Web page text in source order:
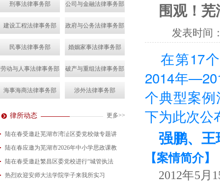
刑事法律事务部 公司与金融法律事务部
建设工程法律事务部 政府与公务法律事务部
民事法律事务部 婚姻家事法律事务部
劳动与人事法律事务部 破产与重组法律事务部
海事海商法律事务部 涉外法律事务部
律所动态 更多>>
陆在春受邀赴芜湖市湾沚区委党校做专题讲
2026-08-04
陆在春应邀为芜湖市2026年中小学思政课教
2026-07-24
陆在春受邀赴繁昌区委党校进行“城管执法
2026-07-15
热烈欢迎安师大法学院学子来我所实习
围观！
发表时间
在第17
2014年
个典型案
下为此次公
强鹏、王
【案情简介】
2012年5月